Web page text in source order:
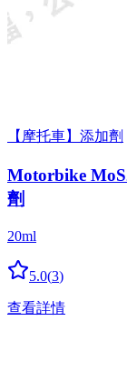
【摩托車】添加劑
Motorbike
劑
20ml
5.0(3)
查看詳情